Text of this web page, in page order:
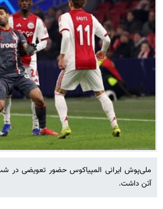
ملی‌پوش ایرانی المپیاکوس حضور تعویضی در
آتن داشت.